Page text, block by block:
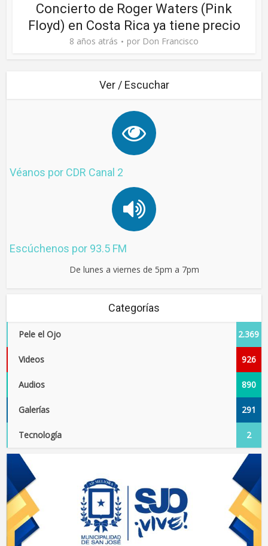
Concierto de Roger Waters (Pink
Floyd) en Costa Rica ya tiene precio
8 años atrás por Don Francisco
Ver / Escuchar
Véanos por CDR Canal 2
Escúchenos por 93.5 FM
De lunes a viernes de 5pm a 7pm
Categorías
Pele el Ojo 2.369
Videos 926
Audios 890
Galerías 291
Tecnología 2